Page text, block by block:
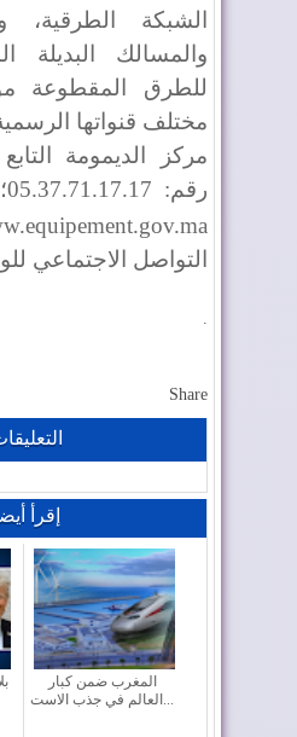
الشبكة الطرقية،
والمسالك البديلة
للطرق المقطوعة
مختلف قنواتها
مركز الديمومة
رقم: 05.37.71.17.17؛ وموقع الوزارة:
التواصل الاجتماعي
Share
إقرأ
المغرب ضمن كبار
العالم في جذب الاست...